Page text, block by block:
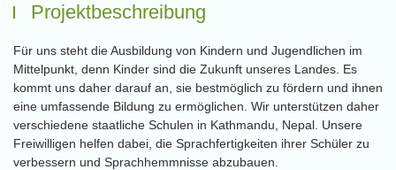
Projektbeschreibung
Für uns steht die Ausbildung von Kindern und Jugendlichen im
Mittelpunkt, denn Kinder sind die Zukunft unseres Landes. Es
kommt uns daher darauf an, sie bestmöglich zu fördern und ihnen
eine umfassende Bildung zu ermöglichen. Wir unterstützen daher
verschiedene staatliche Schulen in Kathmandu, Nepal. Unsere
Freiwilligen helfen dabei, die Sprachfertigkeiten ihrer Schüler zu
verbessern und Sprachhemmnisse abzubauen.